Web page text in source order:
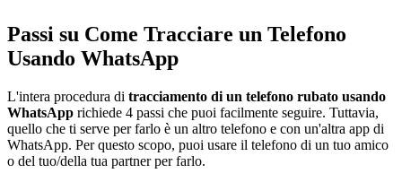
Passi su Come Tracciare un Telefono
Usando WhatsApp
L'intera procedura di tracciamento di un telefono rubato usando
WhatsApp richiede 4 passi che puoi facilmente seguire. Tuttavia,
quello che ti serve per farlo è un altro telefono e con un'altra app di
WhatsApp. Per questo scopo, puoi usare il telefono di un tuo amico
o del tuo/della tua partner per farlo.